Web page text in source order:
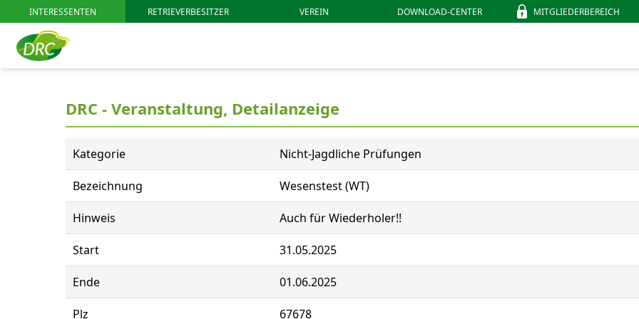
INTERESSENTEN RETRIEVERBESITZER VEREIN DOWNLOAD-CENTER MITGLIEDERBEREICH
DRC - Veranstaltung, Detailanzeige
Kategorie Nicht-Jagdliche Prüfungen
Bezeichnung Wesenstest (WT)
Hinweis Auch für Wiederholer!!
Start 31.05.2025
Ende 01.06.2025
Plz 67678